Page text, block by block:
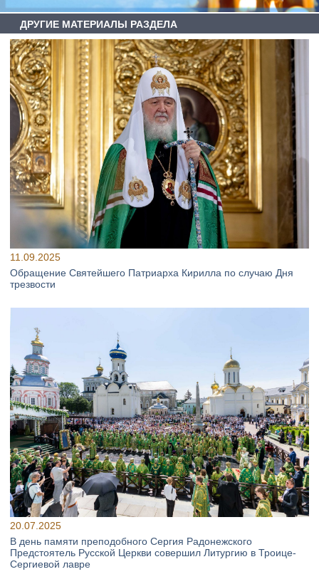
ДРУГИЕ МАТЕРИАЛЫ РАЗДЕЛА
11.09.2025
Обращение Святейшего Патриарха Кирилла по случаю Дня
трезвости
20.07.2025
В день памяти преподобного Сергия Радонежского
Предстоятель Русской Церкви совершил Литургию в Троице-
Сергиевой лавре